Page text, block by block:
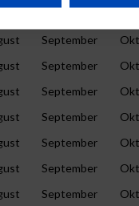
September
September
September
September
September
September
September